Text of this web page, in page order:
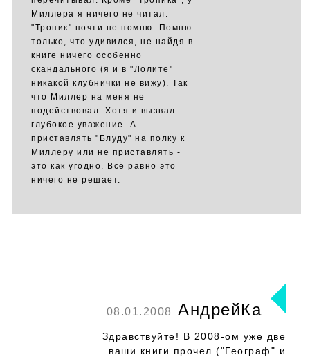
Миллера я ничего не читал.
"Тропик" почти не помню. Помню
только, что удивился, не найдя в
книге ничего особенно
скандального (я и в "Лолите"
никакой клубнички не вижу). Так
что Миллер на меня не
подействовал. Хотя и вызвал
глубокое уважение. А
приставлять "Блуду" на полку к
Миллеру или не приставлять -
это как угодно. Всё равно это
ничего не решает.
08.01.2008 АндрейКа
Здравствуйте! В 2008-ом уже две
ваши книги прочел ("Географ" и